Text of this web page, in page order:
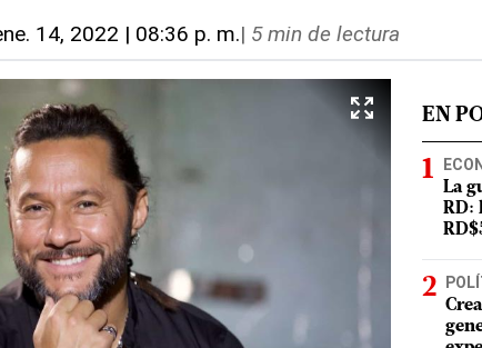
14, 2022 | 08:36 p. m.| 5 min de lectura
EN
La
RD: